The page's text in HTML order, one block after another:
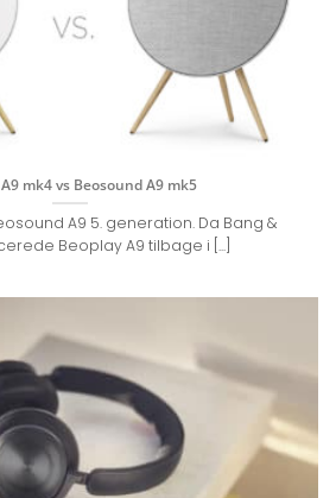
mk4 vs Beosound A9 mk5
A9 5. generation. Da Bang &
Beoplay A9 tilbage i [...]